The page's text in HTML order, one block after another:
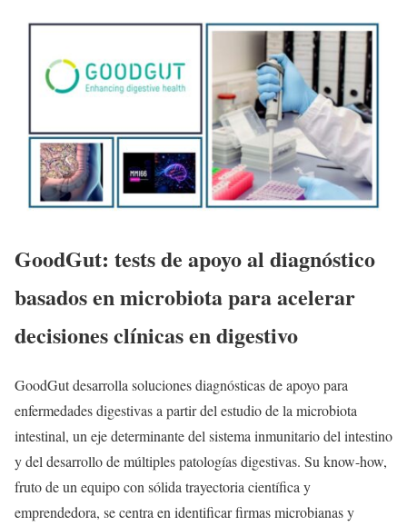
GoodGut: tests de apoyo al diagnóstico
basados en microbiota para acelerar
decisiones clínicas en digestivo
GoodGut desarrolla soluciones diagnósticas de apoyo para
enfermedades digestivas a partir del estudio de la microbiota
intestinal, un eje determinante del sistema inmunitario del intestino
y del desarrollo de múltiples patologías digestivas. Su know-how,
fruto de un equipo con sólida trayectoria científica y
emprendedora, se centra en identificar firmas microbianas y